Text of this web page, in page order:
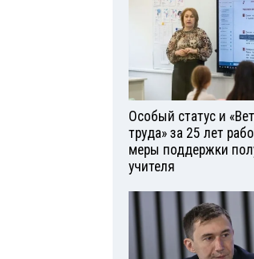
Особый статус и
труда» за 25 лет
меры поддержки
учителя